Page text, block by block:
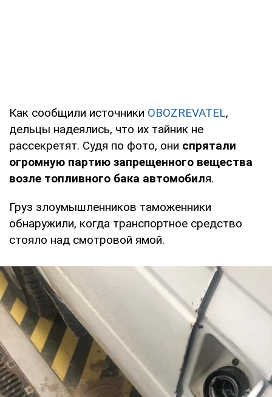
Как сообщили источники OBOZREVATEL,
дельцы надеялись, что их тайник не
рассекретят. Судя по фото, они спрятали
огромную партию запрещенного вещества
возле топливного бака автомобиля.
Груз злоумышленников таможенники
обнаружили, когда транспортное средство
стояло над смотровой ямой.